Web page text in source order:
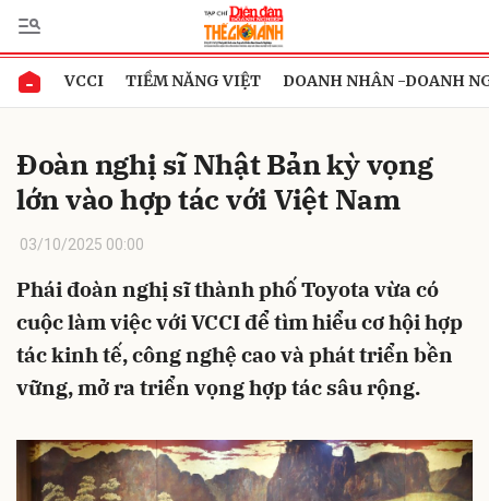
VCCI TIỀM NĂNG VIỆT DOANH NHÂN -DOANH
Đoàn nghị sĩ Nhật Bản kỳ vọng
lớn vào hợp tác với Việt Nam
03/10/2025 00:00
Phái đoàn nghị sĩ thành phố Toyota vừa có
cuộc làm việc với VCCI để tìm hiểu cơ hội hợp
tác kinh tế, công nghệ cao và phát triển bền
vững, mở ra triển vọng hợp tác sâu rộng.
Gửi bình luận
Hủy Gửi